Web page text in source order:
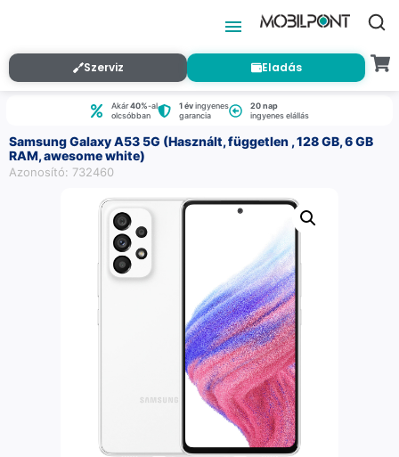
Szerviz Eladás
Akár40%-al
olcsóbban
1 évingyenes
garancia
20 nap
ingyenes elállás
Samsung Galaxy A53 5G (Használt, független , 128 GB, 6 GB
RAM, awesome white)
Azonosító: 732460